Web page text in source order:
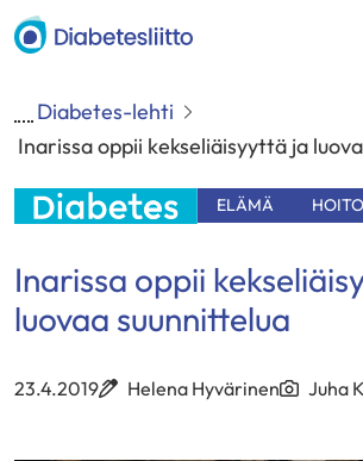
Siirry
sisältöön
Diabetesliitto
Diabetes-lehti
Inarissa oppii kekseliäisyyttä ja
ELÄMÄ HOITO
Inarissa oppii
luovaa suunnittelua
23.4.2019 Helena Hyvärinen Juha